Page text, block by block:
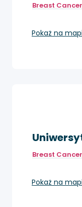
Breast
Kielce, ul.
Pokaż na
Breast
Gdańsk, ul.
Pokaż na